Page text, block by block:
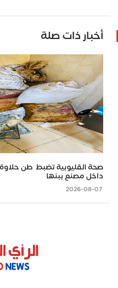
أخبار ذات صلة
صحة القليوبية تضبط طن
داخل مصنع ببنها